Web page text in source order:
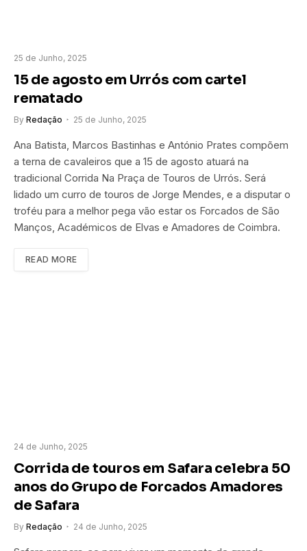
25 de Junho, 2025
15 de agosto em Urrós com cartel
rematado
By Redação 25 de Junho, 2025
Ana Batista, Marcos Bastinhas e António Prates compõem
a terna de cavaleiros que a 15 de agosto atuará na
tradicional Corrida Na Praça de Touros de Urrós. Será
lidado um curro de touros de Jorge Mendes, e a disputar o
troféu para a melhor pega vão estar os Forcados de São
Manços, Académicos de Elvas e Amadores de Coimbra.
READ MORE
24 de Junho, 2025
Corrida de touros em Safara celebra 50
anos do Grupo de Forcados Amadores
de Safara
By Redação 24 de Junho, 2025